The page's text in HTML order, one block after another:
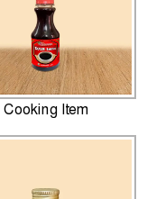
Cooking Item